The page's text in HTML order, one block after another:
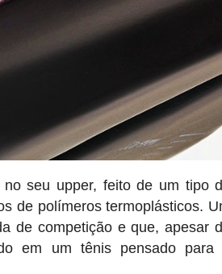
seu upper, feito de um tipo
de polímeros termoplásticos.
de competição e que, apesar
em um tênis pensado para